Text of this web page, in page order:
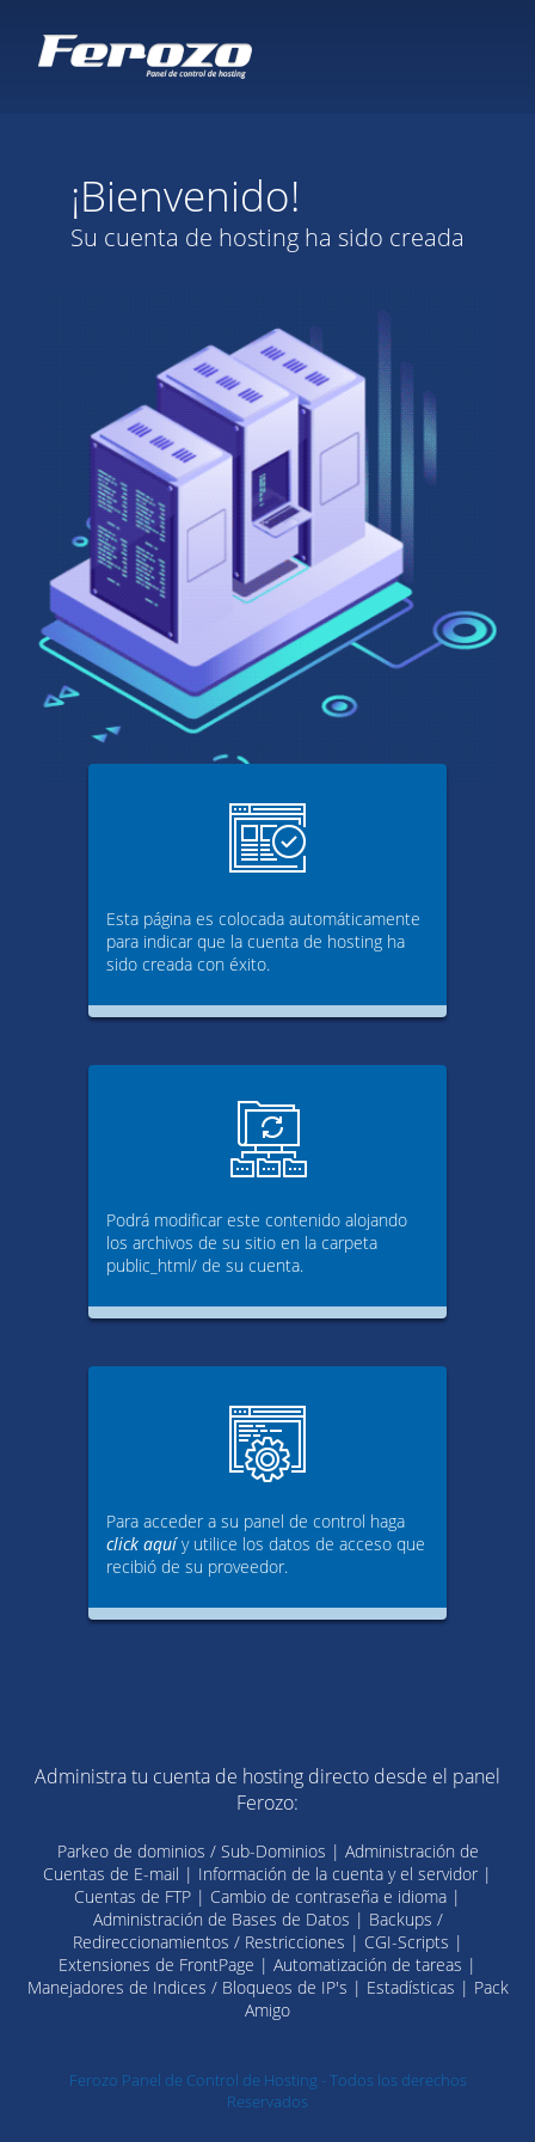
¡Bienvenido!
Su cuenta de hosting ha sido creada
Esta página es colocada automáticamente
para indicar que la cuenta de hosting ha
sido creada con éxito.
Podrá modificar este contenido alojando
los archivos de su sitio en la carpeta
public_html/ de su cuenta.
Para acceder a su panel de control haga
click aquíy utilice los datos de acceso que
recibió de su proveedor.
Administra tu cuenta de hosting directo desde el panel
Ferozo:
Parkeo de dominios / Sub-Dominios | Administración de
Cuentas de E-mail | Información de la cuenta y el servidor |
Cuentas de FTP | Cambio de contraseña e idioma |
Administración de Bases de Datos | Backups /
Redireccionamientos / Restricciones | CGI-Scripts |
Extensiones de FrontPage | Automatización de tareas |
Manejadores de Indices / Bloqueos de IP's | Estadísticas | Pack
Amigo
Ferozo Panel de Control de Hosting - Todos los derechos
Reservados